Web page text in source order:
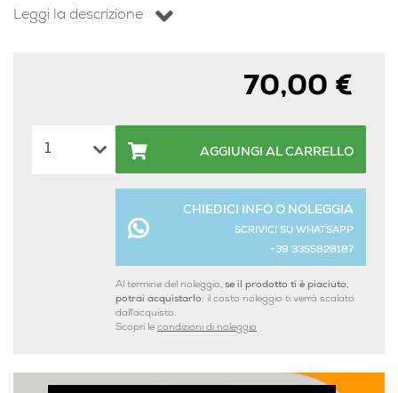
Leggi la descrizione
70,00 €
AGGIUNGI AL CARRELLO
CHIEDICI INFO O NOLEGGIA
SCRIVICI SU WHATSAPP
+39 3355828187
Al termine del noleggio, se il prodotto ti è piaciuto,
potrai acquistarlo: il costo noleggio ti verrà scalato
dall'acquisto.
Scopri le condizioni di noleggio